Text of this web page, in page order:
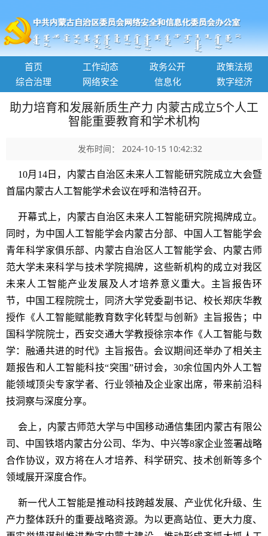
首页 工作动态 政务公开
政策法规
综合治理
网络安全 信息化 数字经济
助力培育和发展新质生产力 内蒙古成立5个人工
智能重要教育和学术机构
发布时间： 2024-10-15 10:42:32
10月14日，内蒙古自治区未来人工智能研究院成立大会暨
首届内蒙古人工智能学术会议在呼和浩特召开。
开幕式上，内蒙古自治区未来人工智能研究院揭牌成立。
同时，为中国人工智能学会内蒙古分部、中国人工智能学会
青年科学家俱乐部、内蒙古自治区人工智能学会、内蒙古师
范大学未来科学与技术学院揭牌，这些新机构的成立对我区
未来人工智能产业发展及人才培养意义重大。主旨报告环
节，中国工程院院士，同济大学党委副书记、校长郑庆华教
授作《人工智能赋能教育数字化转型与创新》主旨报告；中
国科学院院士，西安交通大学教授徐宗本作《人工智能与数
学：融通共进的时代》主旨报告。会议期间还举办了相关主
题报告和人工智能科技“突围”研讨会，30余位国内外人工智
能领域顶尖专家学者、行业领袖及企业家出席，带来前沿科
技洞察与深度分享。
会上，内蒙古师范大学与中国移动通信集团内蒙古有限公
司、中国铁塔内蒙古分公司、华为、中兴等8家企业签署战略
合作协议，双方将在人才培养、科学研究、技术创新等多个
领域展开深度合作。
新一代人工智能是推动科技跨越发展、产业优化升级、生
产力整体跃升的重要战略资源。为以更高站位、更大力度、